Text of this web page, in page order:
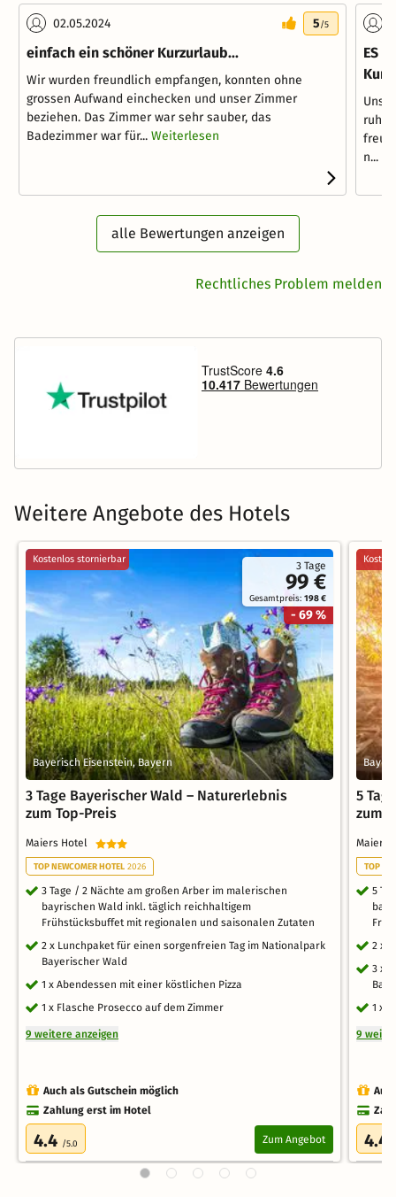
02.05.2024 5/5
einfach ein schöner Kurzurlaub...
Wir wurden freundlich empfangen, konnten ohne
grossen Aufwand einchecken und unser Zimmer
beziehen. Das Zimmer war sehr sauber, das
Badezimmer war für... Weiterlesen
ES
n...
alle Bewertungen anzeigen
Rechtliches Problem melden
Weitere Angebote des Hotels
3 Tage
99 €
Gesamtpreis:198 €
- 69 %
Kostenlos stornierbar
Bayerisch Eisenstein, Bayern
3 Tage Bayerischer Wald – Naturerlebnis
zum Top-Preis
Maiers Hotel
TOP NEWCOMER HOTEL 2026
3 Tage / 2 Nächte am großen Arber im malerischen
bayrischen Wald inkl. täglich reichhaltigem
Frühstücksbuffet mit regionalen und saisonalen Zutaten
2 x Lunchpaket für einen sorgenfreien Tag im Nationalpark
Bayerischer Wald
1 x Abendessen mit einer köstlichen Pizza
1 x Flasche Prosecco auf dem Zimmer
9 weitere anzeigen
Auch als Gutschein möglich
Zahlung erst im Hotel
4.4 /5.0 Zum Angebot
5
zum
TOP
5
2 x
3 x
1 x
9
4.4